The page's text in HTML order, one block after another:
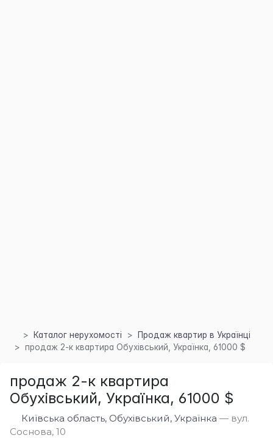
Каталог нерухомості
Продаж квартир в Українці
продаж 2-к квартира Обухівський, Українка, 61000 $
продаж 2-к квартира
Обухівський, Українка, 61000 $
Київська область, Обухівський, Українка — вул.
Соснова, 10